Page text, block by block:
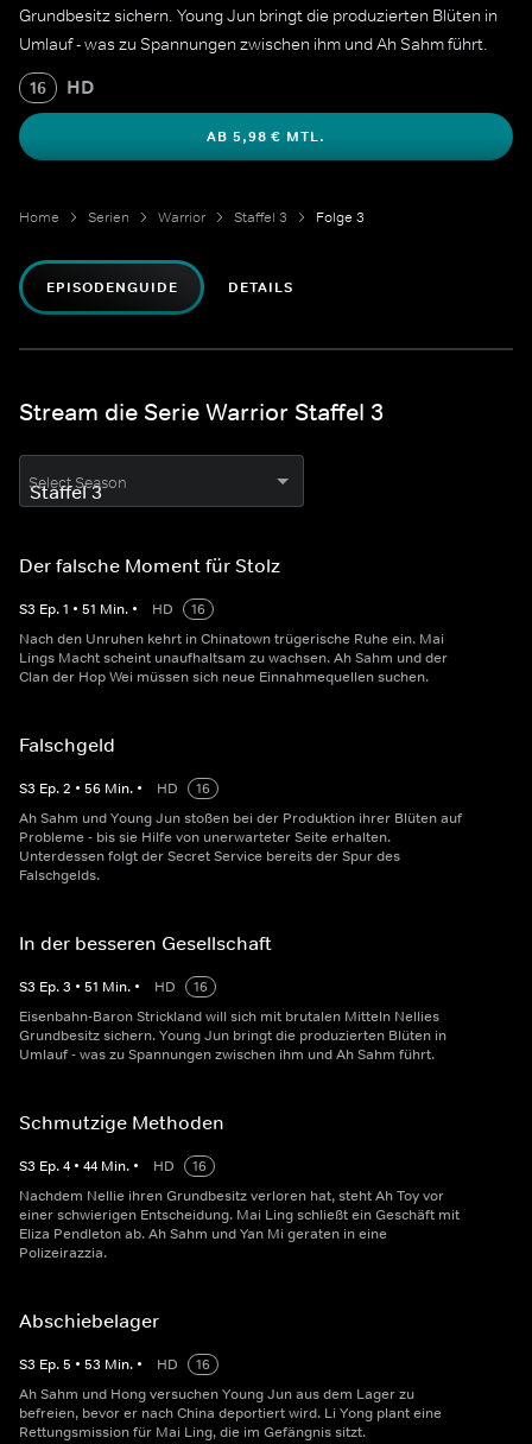
Grundbesitz sichern. Young Jun bringt die produzierten Blüten in
Umlauf - was zu Spannungen zwischen ihm und Ah Sahm führt.
16 HD
AB 5,98 € MTL.
Home Serien Warrior Staffel 3 Folge 3
EPISODENGUIDE DETAILS
Stream die Serie Warrior Staffel 3
Select Season
Der falsche Moment für Stolz
S3 Ep.1 • 51 Min. • HD
16
Nach den Unruhen kehrt in Chinatown trügerische Ruhe ein. Mai
Lings Macht scheint unaufhaltsam zu wachsen. Ah Sahm und der
Clan der Hop Wei müssen sich neue Einnahmequellen suchen.
Falschgeld
S3 Ep.2 • 56 Min. • HD
16
Ah Sahm und Young Jun stoßen bei der Produktion ihrer Blüten auf
Probleme - bis sie Hilfe von unerwarteter Seite erhalten.
Unterdessen folgt der Secret Service bereits der Spur des
Falschgelds.
In der besseren Gesellschaft
S3 Ep.3 • 51 Min. • HD
16
Eisenbahn-Baron Strickland will sich mit brutalen Mitteln Nellies
Grundbesitz sichern. Young Jun bringt die produzierten Blüten in
Umlauf - was zu Spannungen zwischen ihm und Ah Sahm führt.
Schmutzige Methoden
S3 Ep.4 • 44 Min. • HD
16
Nachdem Nellie ihren Grundbesitz verloren hat, steht Ah Toy vor
einer schwierigen Entscheidung. Mai Ling schließt ein Geschäft mit
Eliza Pendleton ab. Ah Sahm und Yan Mi geraten in eine
Polizeirazzia.
Abschiebelager
S3 Ep.5 • 53 Min. • HD
16
Ah Sahm und Hong versuchen Young Jun aus dem Lager zu
befreien, bevor er nach China deportiert wird. Li Yong plant eine
Rettungsmission für Mai Ling, die im Gefängnis sitzt.